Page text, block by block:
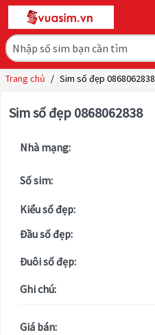
Trang chủ / Sim số đẹp 0868062838
Sim số đẹp 0868062838
Nhà mạng:
Số sim:
Kiểu số đẹp:
Đầu số đẹp:
Đuôi số đẹp:
Ghi chú:
Giá bán: